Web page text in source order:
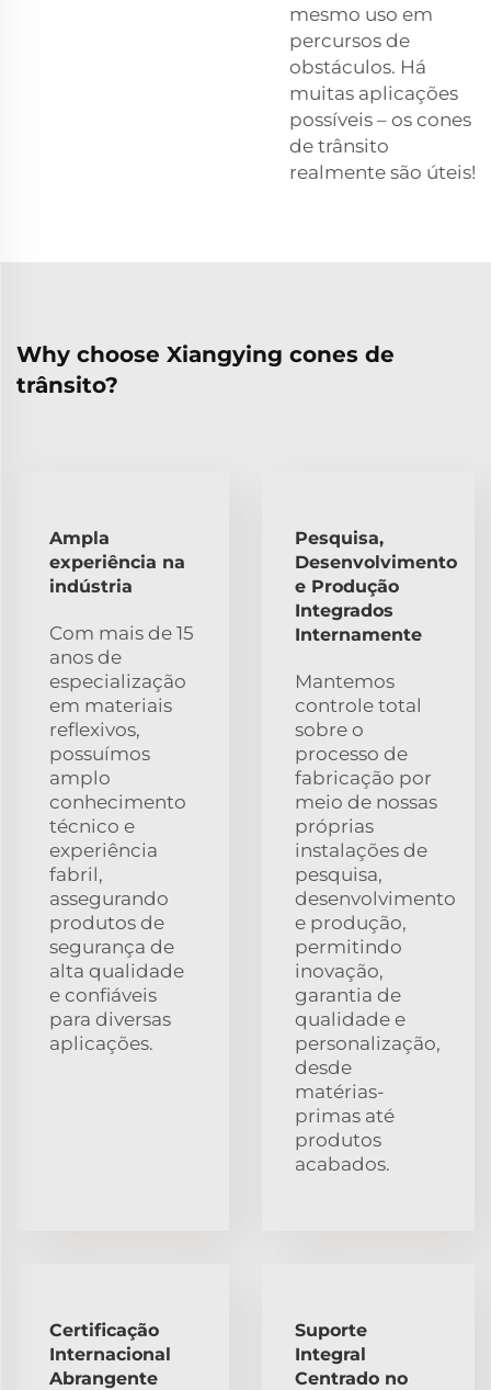
mesmo uso em
percursos de
obstáculos. Há
muitas aplicações
possíveis – os cones
de trânsito
realmente são úteis!
Why choose Xiangying cones de
trânsito?
Ampla
experiência na
indústria
Com mais de 15
anos de
especialização
em materiais
reflexivos,
possuímos
amplo
conhecimento
técnico e
experiência
fabril,
assegurando
produtos de
segurança de
alta qualidade
e confiáveis
para diversas
aplicações.
Pesquisa,
Desenvolvimento
e Produção
Integrados
Internamente
Mantemos
controle total
sobre o
processo de
fabricação por
meio de nossas
próprias
instalações de
pesquisa,
desenvolvimento
e produção,
permitindo
inovação,
garantia de
qualidade e
personalização,
desde
matérias-
primas até
produtos
acabados.
Certificação
Internacional
Abrangente
Suporte
Integral
Centrado no